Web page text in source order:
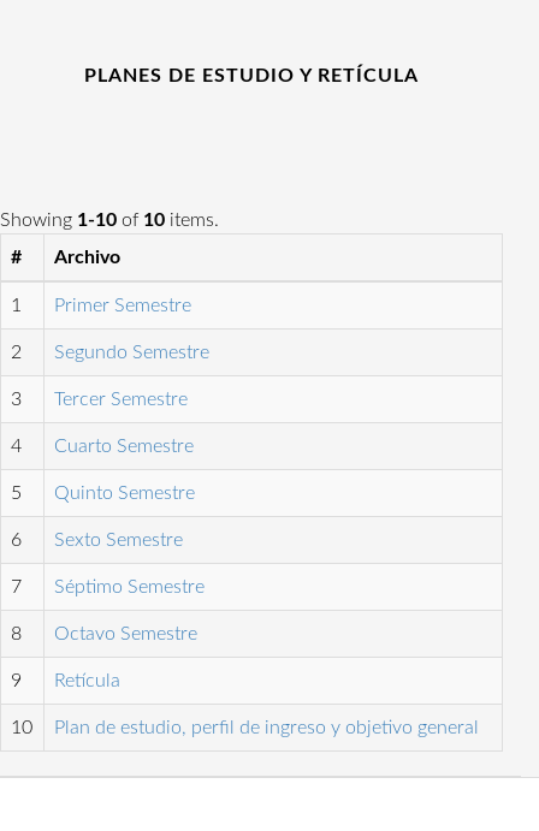
PLANES DE ESTUDIO Y RETÍCULA
Showing 1-10 of 10 items.
#
Archivo
1 Primer Semestre
2 Segundo Semestre
3 Tercer Semestre
4 Cuarto Semestre
5 Quinto Semestre
6 Sexto Semestre
7 Séptimo Semestre
8 Octavo Semestre
9 Retícula
10 Plan de estudio, perfil de ingreso y objetivo general